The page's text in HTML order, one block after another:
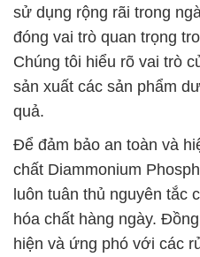
sử dụng rộng rãi trong
đóng vai trò quan trọng
Chúng tôi hiểu rõ vai trò
sản xuất các sản phẩm
quả.
Để đảm bảo an toàn và
chất Diammonium
luôn tuân thủ nguyên tắc
hóa chất hàng ngày.
hiện và ứng phó với các